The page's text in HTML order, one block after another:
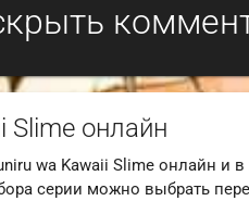
Slime онлайн
wa Kawaii Slime онлайн и
серии можно выбрать